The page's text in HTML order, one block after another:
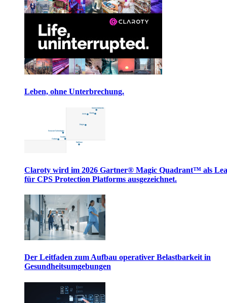
Leben, ohne Unterbrechung.
Claroty wird im 2026 Gartner® Magic Quadrant™ als
für CPS Protection Platforms ausgezeichnet.
Der Leitfaden zum Aufbau operativer Belastbarkeit in
Gesundheitsumgebungen